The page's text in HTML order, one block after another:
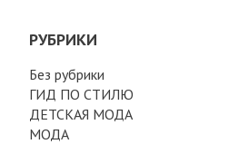
РУБРИКИ
Без рубрики
ГИД ПО СТИЛЮ
ДЕТСКАЯ МОДА
МОДА